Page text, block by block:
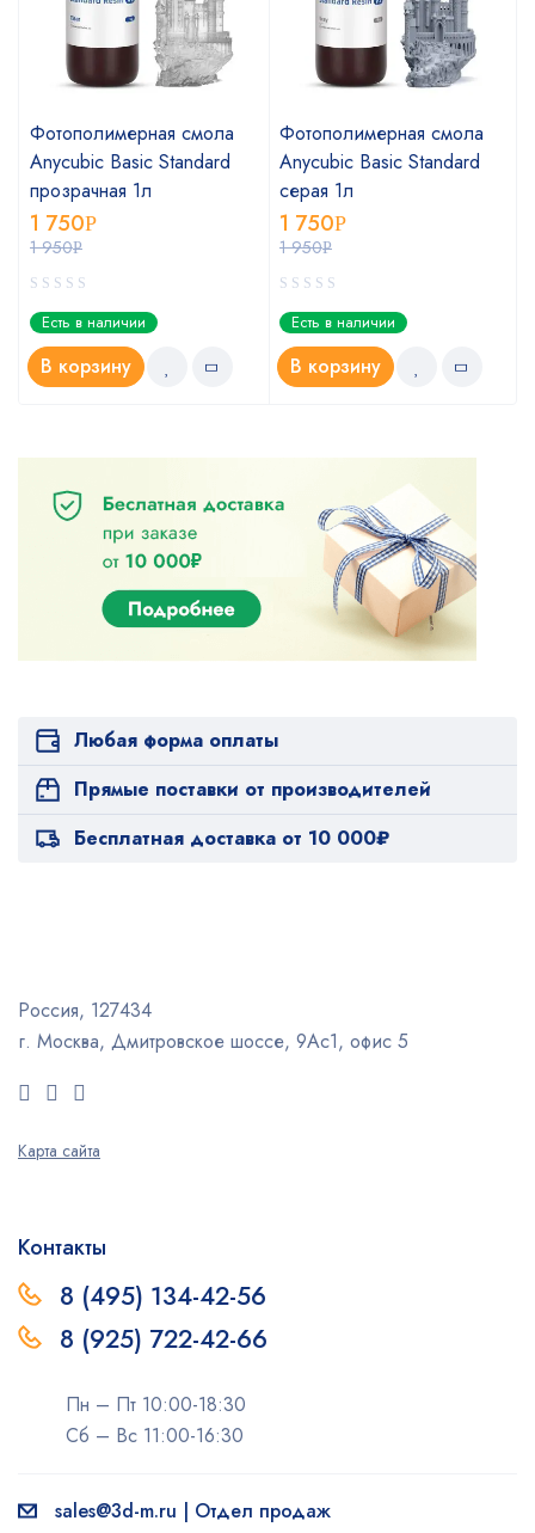
Фотополимерная смола
Anycubic Basic Standard
прозрачная 1л
1 950Р
1 750Р
Есть в наличии
В корзину
Фотополимерная смола
Anycubic Basic Standard
серая 1л
1 950Р
1 750Р
Есть в наличии
В корзину
Любая форма оплаты
Прямые поставки от производителей
Бесплатная доставка от 10 000₽
Россия, 127434
г. Москва, Дмитровское шоссе, 9Ас1, офис 5
Карта сайта
Контакты
8 (495) 134-42-56
8 (925) 722-42-66
Пн – Пт 10:00-18:30
Сб – Вс 11:00-16:30
sales@3d-m.ru | Отдел продаж